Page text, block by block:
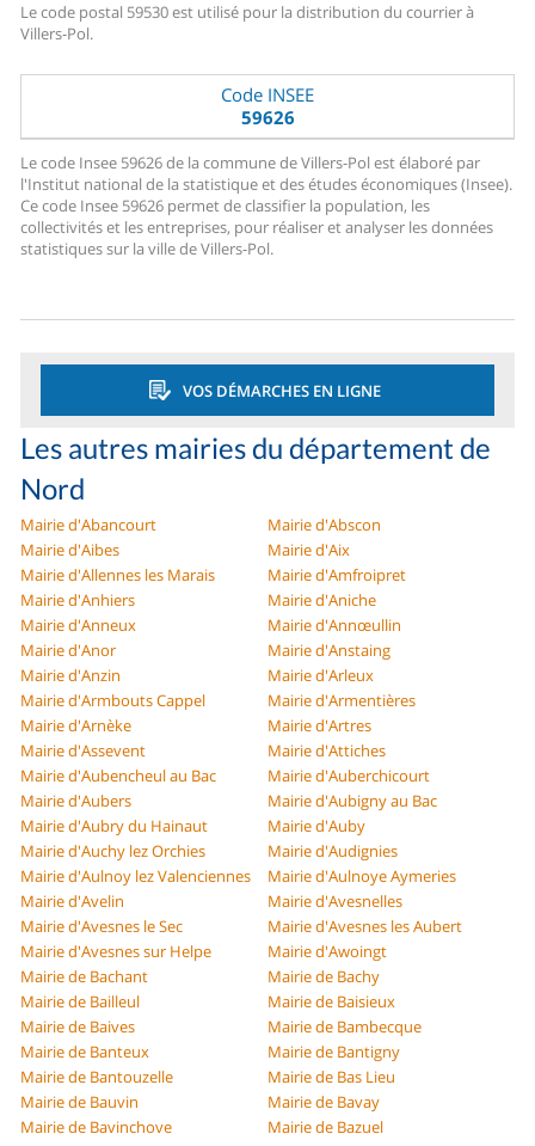
Le code postal 59530 est utilisé pour la distribution du courrier à
Villers-Pol.
Code INSEE
59626
Le code Insee 59626 de la commune de Villers-Pol est élaboré par
l'Institut national de la statistique et des études économiques (Insee).
Ce code Insee 59626 permet de classifier la population, les
collectivités et les entreprises, pour réaliser et analyser les données
statistiques sur la ville de Villers-Pol.
VOS DÉMARCHES EN LIGNE
Les autres mairies du département de
Nord
Mairie d'Abancourt
Mairie d'Abscon
Mairie d'Aibes
Mairie d'Aix
Mairie d'Allennes les Marais
Mairie d'Amfroipret
Mairie d'Anhiers
Mairie d'Aniche
Mairie d'Anneux
Mairie d'Annœullin
Mairie d'Anor
Mairie d'Anstaing
Mairie d'Anzin
Mairie d'Arleux
Mairie d'Armbouts Cappel
Mairie d'Armentières
Mairie d'Arnèke
Mairie d'Artres
Mairie d'Assevent
Mairie d'Attiches
Mairie d'Aubencheul au Bac
Mairie d'Auberchicourt
Mairie d'Aubers
Mairie d'Aubigny au Bac
Mairie d'Aubry du Hainaut
Mairie d'Auby
Mairie d'Auchy lez Orchies
Mairie d'Audignies
Mairie d'Aulnoy lez Valenciennes
Mairie d'Aulnoye Aymeries
Mairie d'Avelin
Mairie d'Avesnelles
Mairie d'Avesnes le Sec
Mairie d'Avesnes les Aubert
Mairie d'Avesnes sur Helpe
Mairie d'Awoingt
Mairie de Bachant
Mairie de Bachy
Mairie de Bailleul
Mairie de Baisieux
Mairie de Baives
Mairie de Bambecque
Mairie de Banteux
Mairie de Bantigny
Mairie de Bantouzelle
Mairie de Bas Lieu
Mairie de Bauvin
Mairie de Bavay
Mairie de Bavinchove
Mairie de Bazuel